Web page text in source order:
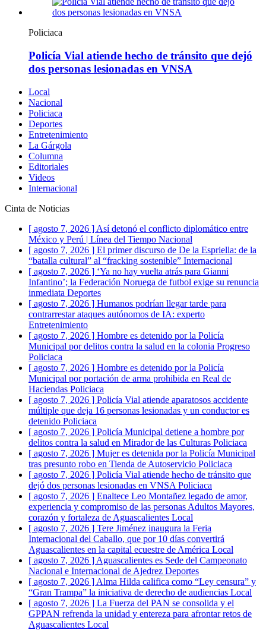
Policiaca
Policía Vial atiende hecho de tránsito que dejó
dos personas lesionadas en VNSA
Local
Nacional
Policiaca
Deportes
Entretenimiento
La Gárgola
Columna
Editoriales
Videos
Internacional
Cinta de Noticias
[ agosto 7, 2026 ] Así detonó el conflicto diplomático entre
México y Perú | Línea del Tiempo Nacional
[ agosto 7, 2026 ] El primer discurso de De la Espriella: de la
“batalla cultural” al “fracking sostenible” Internacional
[ agosto 7, 2026 ] ‘Ya no hay vuelta atrás para Gianni
Infantino’; la Federación Noruega de futbol exige su renuncia
inmediata Deportes
[ agosto 7, 2026 ] Humanos podrían llegar tarde para
contrarrestar ataques autónomos de IA: experto
Entretenimiento
[ agosto 7, 2026 ] Hombre es detenido por la Policía
Municipal por delitos contra la salud en la colonia Progreso
Policiaca
[ agosto 7, 2026 ] Hombre es detenido por la Policía
Municipal por portación de arma prohibida en Real de
Haciendas Policiaca
[ agosto 7, 2026 ] Policía Vial atiende aparatosos accidente
múltiple que deja 16 personas lesionadas y un conductor es
detenido Policiaca
[ agosto 7, 2026 ] Policía Municipal detiene a hombre por
delitos contra la salud en Mirador de las Culturas Policiaca
[ agosto 7, 2026 ] Mujer es detenida por la Policía Municipal
tras presunto robo en Tienda de Autoservicio Policiaca
[ agosto 7, 2026 ] Policía Vial atiende hecho de tránsito que
dejó dos personas lesionadas en VNSA Policiaca
[ agosto 7, 2026 ] Enaltece Leo Montañez legado de amor,
experiencia y compromiso de las personas Adultos Mayores,
corazón y fortaleza de Aguascalientes Local
[ agosto 7, 2026 ] Tere Jiménez inaugura la Feria
Internacional del Caballo, que por 10 días convertirá
Aguascalientes en la capital ecuestre de América Local
[ agosto 7, 2026 ] Aguascalientes es Sede del Campeonato
Nacional e Internacional de Ajedrez Deportes
[ agosto 7, 2026 ] Alma Hilda califica como “Ley censura” y
“Gran Trampa” la iniciativa de derecho de audiencias Local
[ agosto 7, 2026 ] La Fuerza del PAN se consolida y el
GPPAN refrenda la unidad y entereza para afrontar retos de
Aguascalientes Local